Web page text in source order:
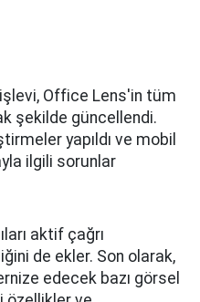
Office Lens'in tüm
şekilde güncellendi.
yapıldı ve mobil
ilgili sorunlar
aktif çağrı
de ekler. Son olarak,
edecek bazı görsel